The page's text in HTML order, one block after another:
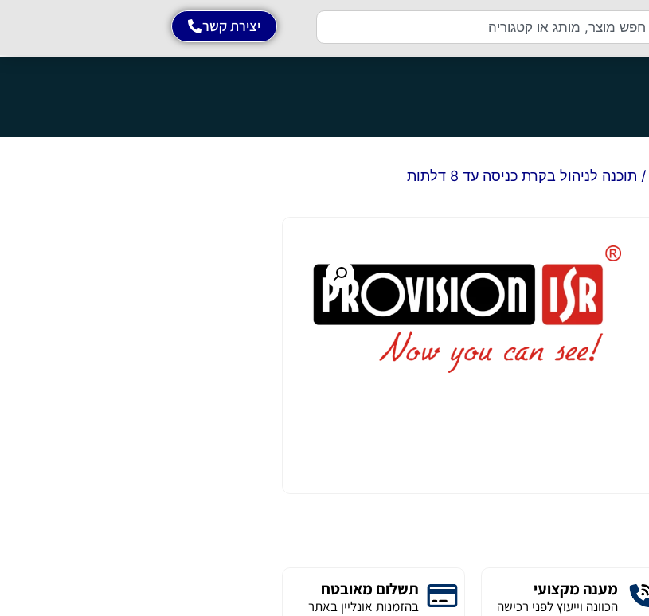
יצירת קשר
/ תוכנה לניהול בקרת כניסה עד 8 דלתות
מענה מקצועי
הכוונה וייעוץ לפני רכישה
תשלום מאובטח
בהזמנות אונליין באתר